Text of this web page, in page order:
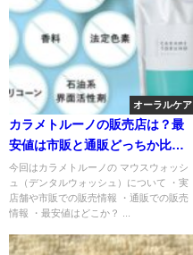
オーラルケア
カラメトルーノの販売店は？最
安値は市販と通販どっちか比
較！
今回はカラメトルーノの マウスウォッシ
ュ（デンタルウォッシュ）について ・実
店舗や市販での販売情報 ・通販での販売
情報 ・最安値はどこか？ ...